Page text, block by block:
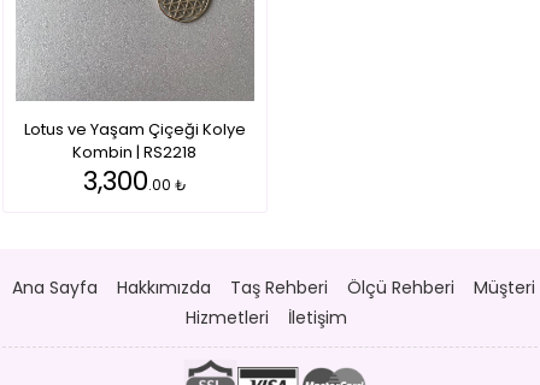
Lotus ve Yaşam Çiçeği Kolye
Kombin | RS2218
3,300.00 ₺
Ana Sayfa Hakkımızda Taş Rehberi Ölçü Rehberi
Müşteri
Hizmetleri
İletişim